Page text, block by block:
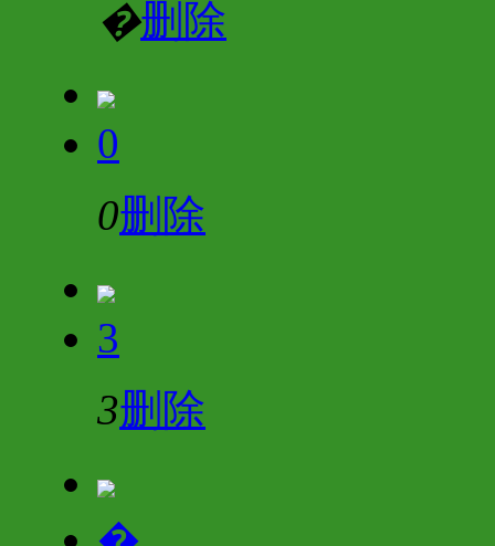
�删除
0
0删除
3
3删除